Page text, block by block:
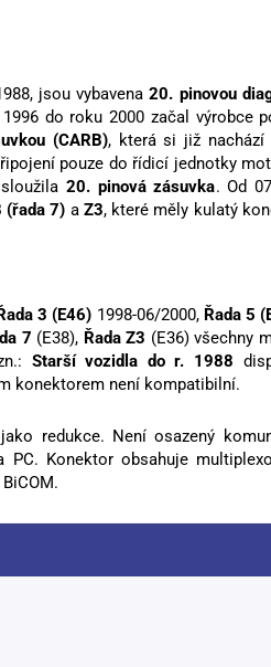
jsou vybavena20. pinovou
do roku 2000 začal výrobce
(CARB), která si již nachází
pouze do řídicí jednotky
20. pinová zásuvka. Od
(řada 7) a Z3, které měly kulatý
3 (E46) 1998-06/2000, Řada 5
7 (E38), Řada Z3 (E36) všechny
Starší vozidla do r. 1988
konektorem není kompatibilní.
redukce. Není osazený
Konektor obsahuje